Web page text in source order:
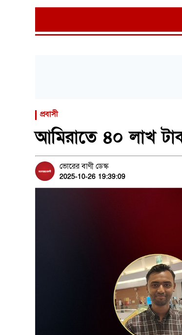
প্রবাসী
আমিরাতে ৪০ লাখ
ভোরের বাণী ডেস্ক
2025-10-26 19:39:09